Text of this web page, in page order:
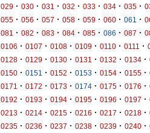
029 · 030 · 031 · 032 · 033 · 034 · 035 ·
055 · 056 · 057 · 058 · 059 · 060 · 061 ·
081
· 082 · 083 · 084 · 085 · 086 · 087 ·
0106 · 0107 · 0108 · 0109 · 0110 · 0111 ·
0128 · 0129 · 0130 · 0131 · 0132 · 0134 ·
0150 · 0151 · 0152 · 0153 · 0154 · 0155 ·
0171
· 0172 · 0173 · 0174 · 0175 · 0176 ·
0192 · 0193 · 0194 · 0195 · 0196 · 0197 ·
0213 · 0214 · 0215 · 0216 · 0217 · 0218 ·
0235 · 0236 · 0237 · 0238 · 0239 · 0240 ·